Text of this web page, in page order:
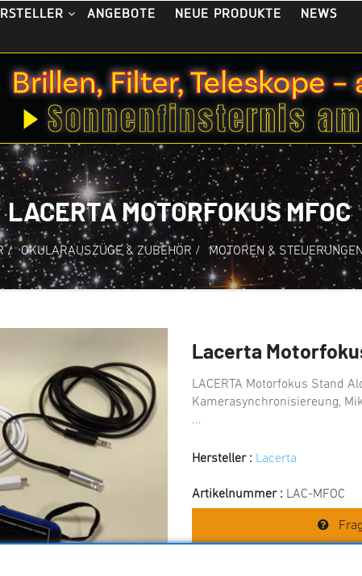
ANGEBOTE NEUE PRODUKTE
NEWS
LACERTA MOTORFOKUS MFOC
/ OKULARAUSZÜGE & ZUBEHÖR / MOTOREN & STEUERUNGEN
Lacerta
LACERTA Motorfokus Stand
Kamerasynchronisiereung,
...
Hersteller : Lacerta
Artikelnummer : LAC-MFOC